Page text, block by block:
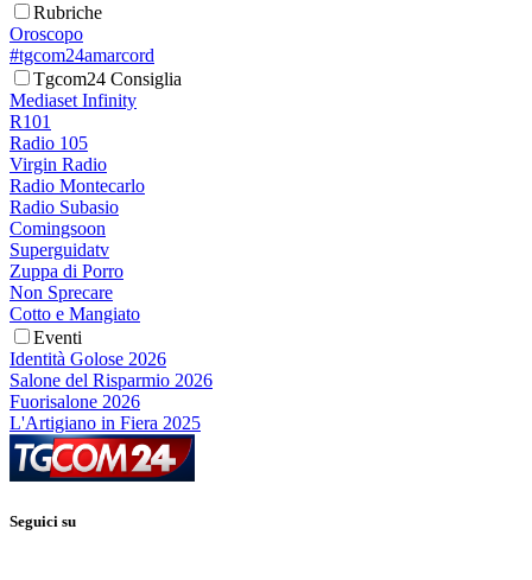
Rubriche
Oroscopo
#tgcom24amarcord
Tgcom24 Consiglia
Mediaset Infinity
R101
Radio 105
Virgin Radio
Radio Montecarlo
Radio Subasio
Comingsoon
Superguidatv
Zuppa di Porro
Non Sprecare
Cotto e Mangiato
Eventi
Identità Golose 2026
Salone del Risparmio 2026
Fuorisalone 2026
L'Artigiano in Fiera 2025
Seguici su